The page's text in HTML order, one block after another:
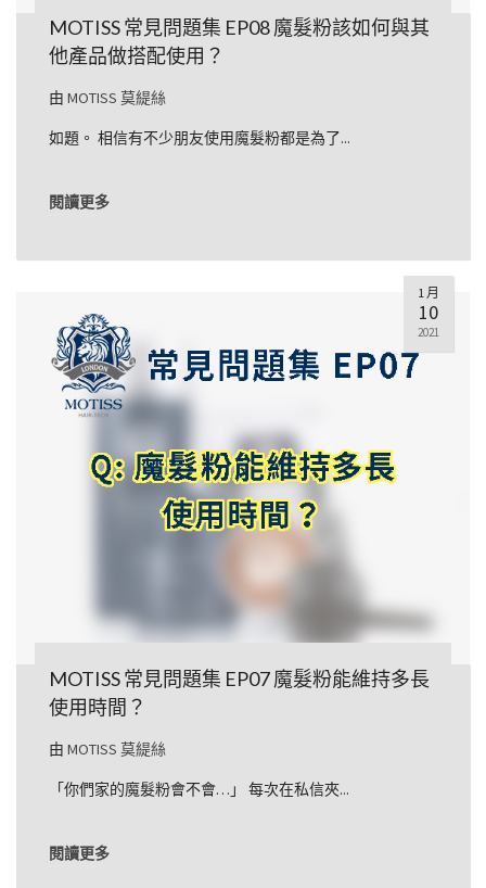
MOTISS 常見問題集 EP08 魔髮粉該如何與其
他產品做搭配使用？
由 MOTISS 莫緹絲
如題。 相信有不少朋友使用魔髮粉都是為了...
閱讀更多
1 月
10
2021
MOTISS 常見問題集 EP07 魔髮粉能維持多長
使用時間？
由 MOTISS 莫緹絲
「你們家的魔髮粉會不會…」 每次在私信夾...
閱讀更多